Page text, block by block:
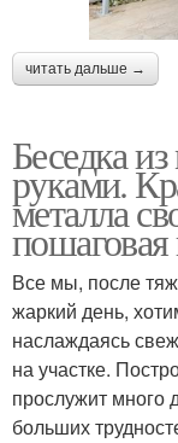
читать дальше →
Беседка
руками.
металла
Все мы, после
жаркий день,
наслаждаясь
на участке.
прослужит много
больших